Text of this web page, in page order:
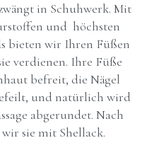
in Schuhwerk. Mit
und höchsten
bieten wir Ihren Füßen
verdienen. Ihre Füße
befreit, die Nägel
und natürlich wird
abgerundet. Nach
sie mit Shellack.